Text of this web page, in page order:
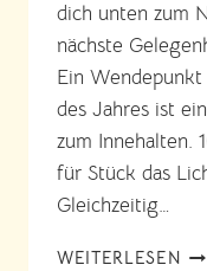
dich unten zum
nächste
Ein
des Jahres ist
zum Innehalten.
für Stück das
Gleichzeitig…
WEITERLESEN 108